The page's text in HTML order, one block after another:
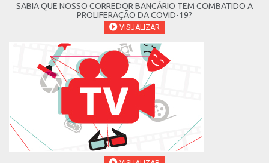
SABIA QUE NOSSO CORREDOR BANCÁRIO TEM COMBATIDO A
PROLIFERAÇÃO DA COVID-19?
VISUALIZAR